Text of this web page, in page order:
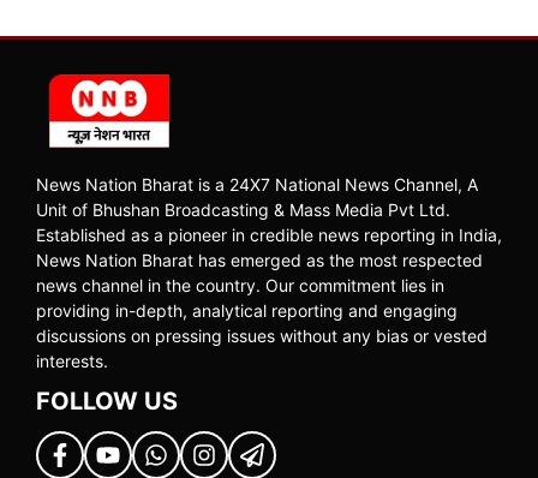
News Nation Bharat is a 24X7 National News Channel, A
Unit of Bhushan Broadcasting & Mass Media Pvt Ltd.
Established as a pioneer in credible news reporting in India,
News Nation Bharat has emerged as the most respected
news channel in the country. Our commitment lies in
providing in-depth, analytical reporting and engaging
discussions on pressing issues without any bias or vested
interests.
FOLLOW US